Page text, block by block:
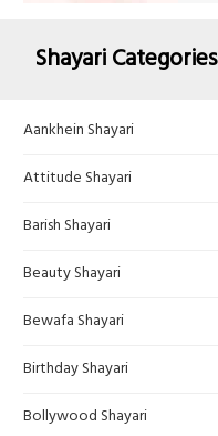
Shayari Categories
Aankhein Shayari
Attitude Shayari
Barish Shayari
Beauty Shayari
Bewafa Shayari
Birthday Shayari
Bollywood Shayari